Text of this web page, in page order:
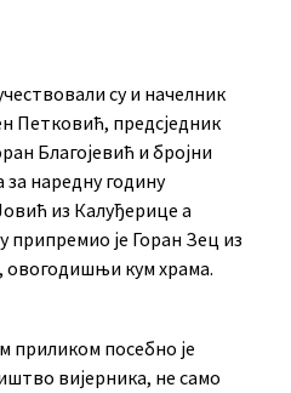
су и начелник
Петковић, предсједник
Благојевић и бројни
за наредну годину
из Калуђерице а
припремио је Горан Зец из
кум храма.
посебно је
вијерника, не само